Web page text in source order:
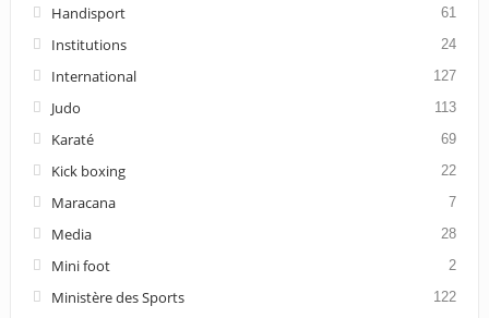
Handisport 61
Institutions 24
International 127
Judo 113
Karaté 69
Kick boxing 22
Maracana 7
Media 28
Mini foot 2
Ministère des Sports 122